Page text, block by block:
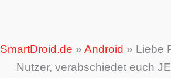
SmartDroid.de » Android » Liebe
Nutzer, verabschiedet euch